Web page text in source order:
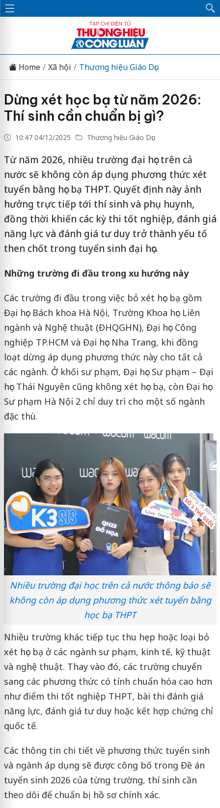
Home Xã hội Thương hiệu Giáo Dục
Dừng xét học bạ từ năm 2026:
Thí sinh cần chuẩn bị gì?
10:47 04/12/2025 Thương hiệu Giáo Dục
Từ năm 2026, nhiều trường đại học trên cả
nước sẽ không còn áp dụng phương thức xét
tuyển bằng học bạ THPT. Quyết định này ảnh
hưởng trực tiếp tới thí sinh và phụ huynh,
đồng thời khiến các kỳ thi tốt nghiệp, đánh giá
năng lực và đánh giá tư duy trở thành yếu tố
then chốt trong tuyển sinh đại học.
Những trường đi đầu trong xu hướng này
Các trường đi đầu trong việc bỏ xét học bạ gồm
Đại học Bách khoa Hà Nội, Trường Khoa học Liên
ngành và Nghệ thuật (ĐHQGHN), Đại học Công
nghiệp TP.HCM và Đại học Nha Trang, khi đồng
loạt dừng áp dụng phương thức này cho tất cả
các ngành. Ở khối sư phạm, Đại học Sư phạm – Đại
học Thái Nguyên cũng không xét học bạ, còn Đại học
Sư phạm Hà Nội 2 chỉ duy trì cho một số ngành
đặc thù.
Nhiều trường đại học trên cả nước thông báo sẽ
không còn áp dụng phương thức xét tuyển bằng
học bạ THPT
Nhiều trường khác tiếp tục thu hẹp hoặc loại bỏ
xét học bạ ở các ngành sư phạm, kinh tế, kỹ thuật
và nghệ thuật. Thay vào đó, các trường chuyển
sang các phương thức có tính chuẩn hóa cao hơn
như điểm thi tốt nghiệp THPT, bài thi đánh giá
năng lực, đánh giá tư duy hoặc kết hợp chứng chỉ
quốc tế.
Các thông tin chi tiết về phương thức tuyển sinh
và ngành áp dụng sẽ được công bố trong Đề án
tuyển sinh 2026 của từng trường, thí sinh cần
theo dõi để chuẩn bị hồ sơ chính xác.